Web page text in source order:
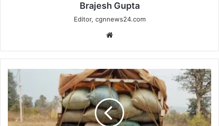
Brajesh Gupta
Editor, cgnnews24.com
अवैध
धान
परिवहन
पर
कबीरधाम